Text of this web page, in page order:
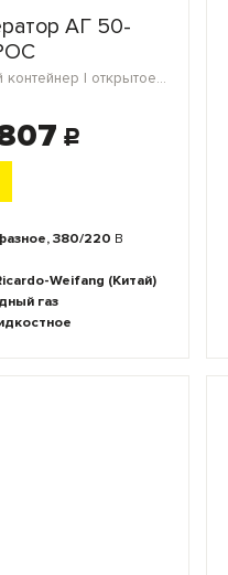
АГ 50-
в кожухе | морской контейнер | открытое исполнение | мини-контейнер | блок-контейнер
c
380/220 В
Weifang (Китай)
газ